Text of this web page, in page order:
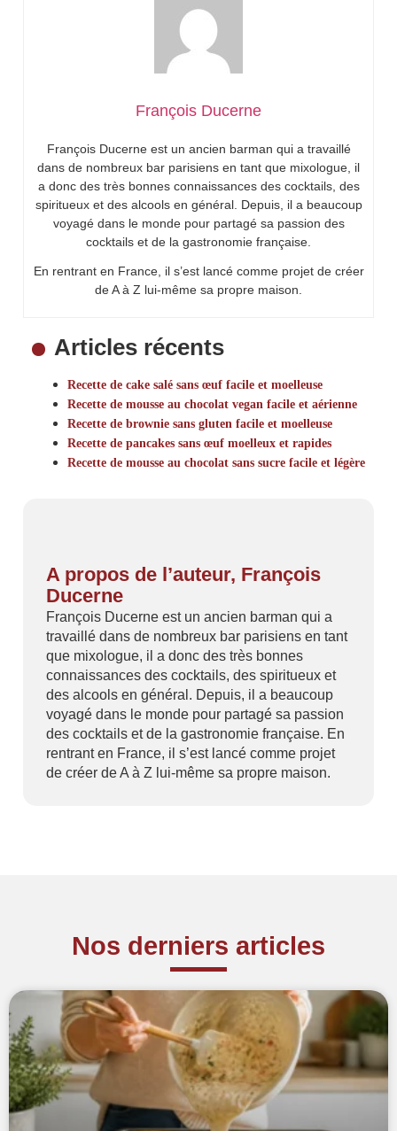
François Ducerne
François Ducerne est un ancien barman qui a travaillé
dans de nombreux bar parisiens en tant que mixologue, il
a donc des très bonnes connaissances des cocktails, des
spiritueux et des alcools en général. Depuis, il a beaucoup
voyagé dans le monde pour partagé sa passion des
cocktails et de la gastronomie française.
En rentrant en France, il s’est lancé comme projet de créer
de A à Z lui-même sa propre maison.
Articles récents
Recette de cake salé sans œuf facile et moelleuse
Recette de mousse au chocolat vegan facile et aérienne
Recette de brownie sans gluten facile et moelleuse
Recette de pancakes sans œuf moelleux et rapides
Recette de mousse au chocolat sans sucre facile et légère
A propos de l’auteur, François
Ducerne
François Ducerne est un ancien barman qui a
travaillé dans de nombreux bar parisiens en tant
que mixologue, il a donc des très bonnes
connaissances des cocktails, des spiritueux et
des alcools en général. Depuis, il a beaucoup
voyagé dans le monde pour partagé sa passion
des cocktails et de la gastronomie française. En
rentrant en France, il s’est lancé comme projet
de créer de A à Z lui-même sa propre maison.
Nos derniers articles